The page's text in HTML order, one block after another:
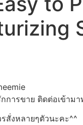
ารขาย ติดต่อเข้าม
สั่งหลายๆตัวนะคะ^^